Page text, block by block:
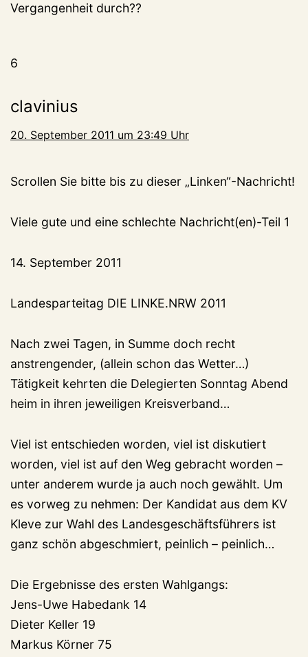
Vergangenheit durch??
6
clavinius
20. September 2011 um 23:49 Uhr
Scrollen Sie bitte bis zu dieser „Linken“-Nachricht!
Viele gute und eine schlechte Nachricht(en)-Teil 1
14. September 2011
Landesparteitag DIE LINKE.NRW 2011
Nach zwei Tagen, in Summe doch recht
anstrengender, (allein schon das Wetter…)
Tätigkeit kehrten die Delegierten Sonntag Abend
heim in ihren jeweiligen Kreisverband…
Viel ist entschieden worden, viel ist diskutiert
worden, viel ist auf den Weg gebracht worden –
unter anderem wurde ja auch noch gewählt. Um
es vorweg zu nehmen: Der Kandidat aus dem KV
Kleve zur Wahl des Landesgeschäftsführers ist
ganz schön abgeschmiert, peinlich – peinlich…
Die Ergebnisse des ersten Wahlgangs:
Jens-Uwe Habedank 14
Dieter Keller 19
Markus Körner 75